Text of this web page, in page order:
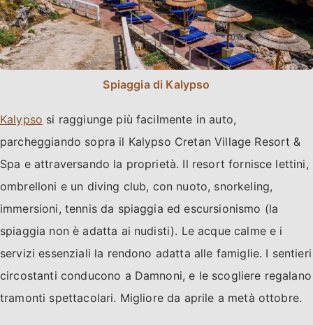
Spiaggia di Kalypso
Kalypso si raggiunge più facilmente in auto,
parcheggiando sopra il Kalypso Cretan Village Resort &
Spa e attraversando la proprietà. Il resort fornisce lettini,
ombrelloni e un diving club, con nuoto, snorkeling,
immersioni, tennis da spiaggia ed escursionismo (la
spiaggia non è adatta ai nudisti). Le acque calme e i
servizi essenziali la rendono adatta alle famiglie. I sentieri
circostanti conducono a Damnoni, e le scogliere regalano
tramonti spettacolari. Migliore da aprile a metà ottobre.